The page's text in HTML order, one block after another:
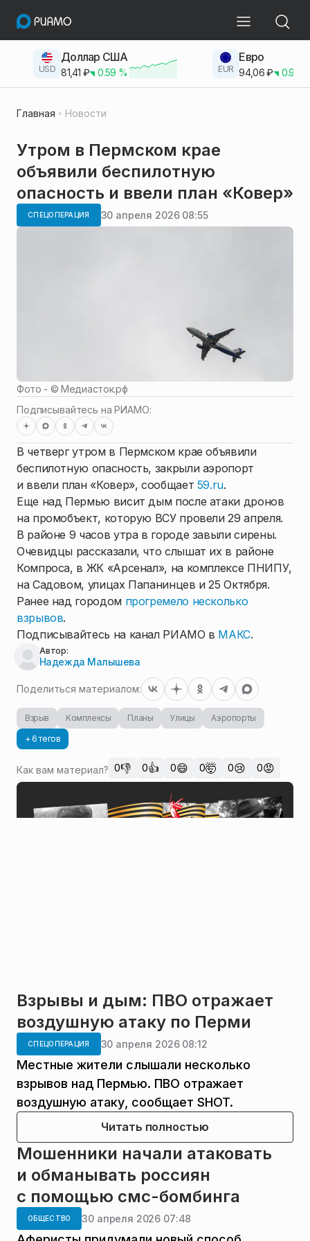
USD
Доллар США
81,41 ₽ 0.59 % EUR
Евро
94,06₽ 0.93
Главная Новости
Утром в Пермском крае
объявили беспилотную
опасность и ввели план «Ковер»
СПЕЦОПЕРАЦИЯ 30 апреля 2026 08:55
Фото - ©Медиасток.рф
Подписывайтесь на РИАМО:
В четверг утром в Пермском крае объявили
беспилотную опасность, закрыли аэропорт
и ввели план «Ковер», сообщает 59.ru.
Еще над Пермью висит дым после атаки дронов
на промобъект, которую ВСУ провели 29 апреля.
В районе 9 часов утра в городе завыли сирены.
Очевидцы рассказали, что слышат их в районе
Компроса, в ЖК «Арсенал», на комплексе ПНИПУ,
на Садовом, улицах Папанинцев и 25 Октября.
Ранее над городом прогремело несколько
взрывов.
Подписывайтесь на канал РИАМО в МАКС.
Автор:
Надежда Малышева
Поделиться материалом:
Взрыв Комплексы Планы Улицы
Аэропорты
+ 6 тегов
Как вам материал? 0👎 0👍 0😄 0🤯 0😢 0😡
Взрывы и дым: ПВО отражает
воздушную атаку по Перми
СПЕЦОПЕРАЦИЯ 30 апреля 2026 08:12
Местные жители слышали несколько
взрывов над Пермью. ПВО отражает
воздушную атаку, сообщает SHOT.
Читать полностью
Мошенники начали атаковать
и обманывать россиян
с помощью смс-бомбинга
ОБЩЕСТВО 30 апреля 2026 07:48